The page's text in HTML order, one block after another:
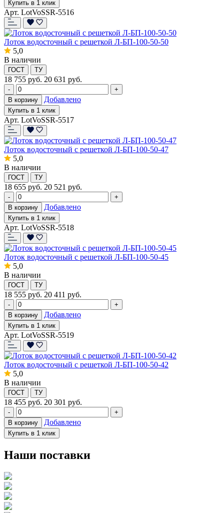
Купить в 1 клик
Арт. LotVoSSR-5516
Лоток водосточный с решеткой Л-БП-100-50-50
5,0
В наличии
ГОСТ ТУ
18 755 руб. 20 631 руб.
-
+
В корзину
Добавлено
Купить в 1 клик
Арт. LotVoSSR-5517
Лоток водосточный с решеткой Л-БП-100-50-47
5,0
В наличии
ГОСТ ТУ
18 655 руб. 20 521 руб.
-
+
В корзину
Добавлено
Купить в 1 клик
Арт. LotVoSSR-5518
Лоток водосточный с решеткой Л-БП-100-50-45
5,0
В наличии
ГОСТ ТУ
18 555 руб. 20 411 руб.
-
+
В корзину
Добавлено
Купить в 1 клик
Арт. LotVoSSR-5519
Лоток водосточный с решеткой Л-БП-100-50-42
5,0
В наличии
ГОСТ ТУ
18 455 руб. 20 301 руб.
-
+
В корзину
Добавлено
Купить в 1 клик
Наши поставки